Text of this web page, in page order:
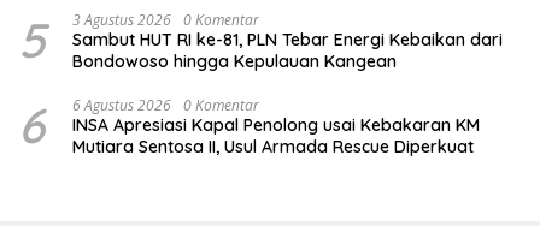
5 3 Agustus 2026 0 Komentar
Sambut HUT RI ke-81, PLN Tebar Energi Kebaikan dari
Bondowoso hingga Kepulauan Kangean
6 6 Agustus 2026 0 Komentar
INSA Apresiasi Kapal Penolong usai Kebakaran KM
Mutiara Sentosa II, Usul Armada Rescue Diperkuat